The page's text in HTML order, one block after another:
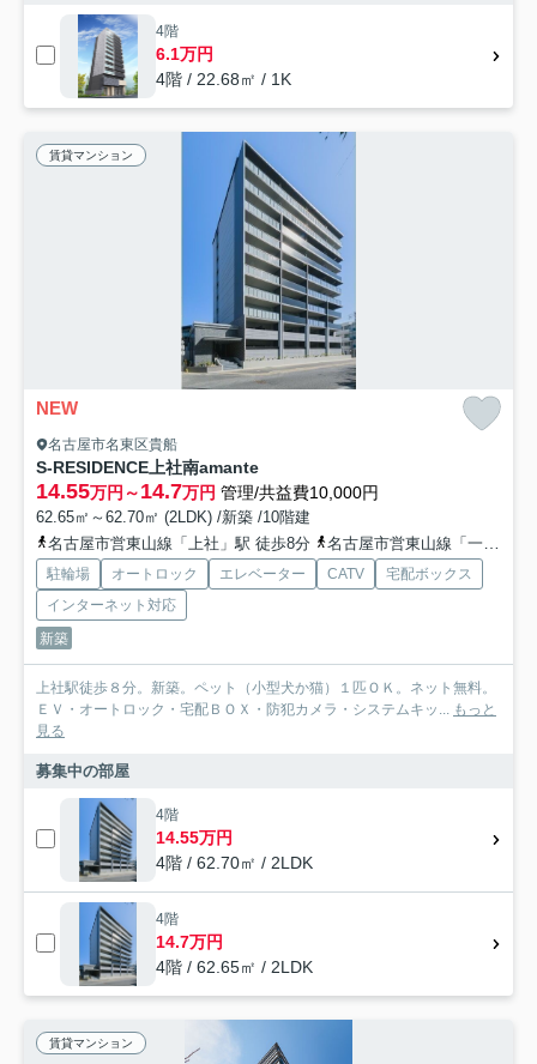
4階
6.1万円
4階 / 22.68㎡ / 1K
賃貸マンション
NEW
名古屋市名東区貴船
S-RESIDENCE上社南amante
14.55万円～14.7万円 管理/共益費10,000円
62.65㎡～62.70㎡ (2LDK) /新築 /10階建
名古屋市営東山線「上社」駅 徒歩8分
名古屋市営東山線「一社」駅 徒歩14分
駐輪場 オートロック エレベーター CATV
宅配ボックス
インターネット対応
新築
上社駅徒歩８分。新築。ペット（小型犬か猫）１匹ＯＫ。ネット無料。
ＥＶ・オートロック・宅配ＢＯＸ・防犯カメラ・システムキッ...
もっと
見る
募集中の部屋
4階
14.55万円
4階 / 62.70㎡ / 2LDK
4階
14.7万円
4階 / 62.65㎡ / 2LDK
賃貸マンション